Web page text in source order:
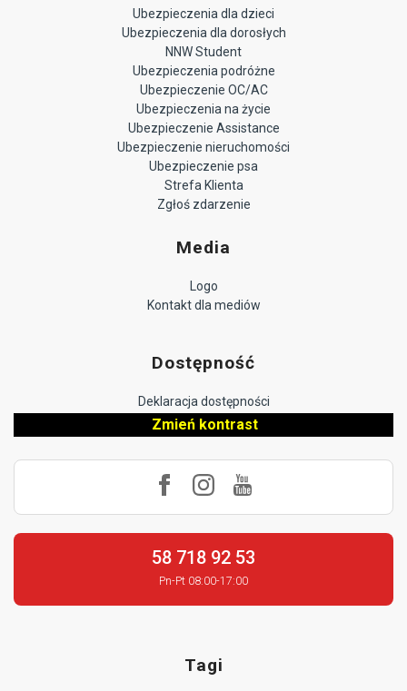
Ubezpieczenia dla dzieci
Ubezpieczenia dla dorosłych
NNW Student
Ubezpieczenia podróżne
Ubezpieczenie OC/AC
Ubezpieczenia na życie
Ubezpieczenie Assistance
Ubezpieczenie nieruchomości
Ubezpieczenie psa
Strefa Klienta
Zgłoś zdarzenie
Media
Logo
Kontakt dla mediów
Dostępność
Deklaracja dostępności
Zmień kontrast
58 718 92 53
Pn-Pt 08:00-17:00
Tagi